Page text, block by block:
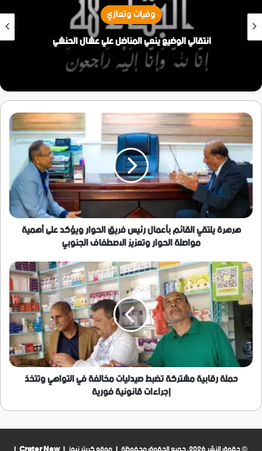
وفيات وتعازي
انتقالي الوضيع ينعي المناضل علي عشال الحنشي
‏هرهرة
يلتقي
القائم
بأعمال
رئيس
فريق
الحوار
ويؤكد
علىأهمية
مواصلة
وتعزيز
الاصطفاف
الجنوبي
‏هرهرة يلتقي القائم بأعمال رئيس فريق الحوار ويؤكد على أهمية
مواصلة الحوار وتعزيز الاصطفاف الجنوبي
حملة
رقابية
مشتركة
تضبط
صيدليات
مخالفة
في
التواهي
وتتخذ
إجراءات
قانونية
حملة رقابية مشتركة تضبط صيدليات مخالفة في التواهي وتتخذ
إجراءات قانونية فورية